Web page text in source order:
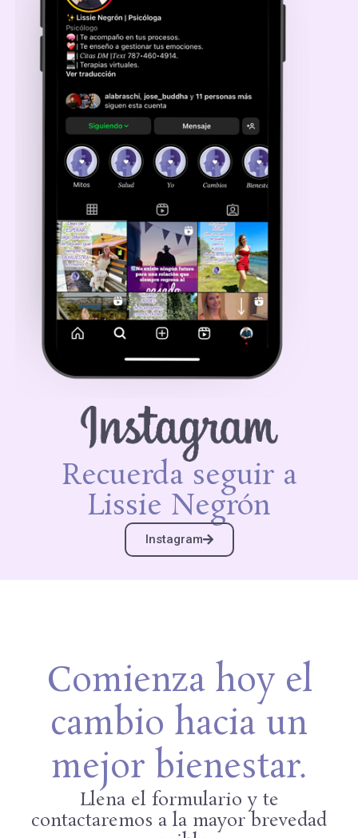
Recuerda seguir a
Lissie Negrón
Instagram
Comienza hoy el
cambio hacia un
mejor bienestar.
Llena el formulario y te
contactaremos a la mayor brevedad